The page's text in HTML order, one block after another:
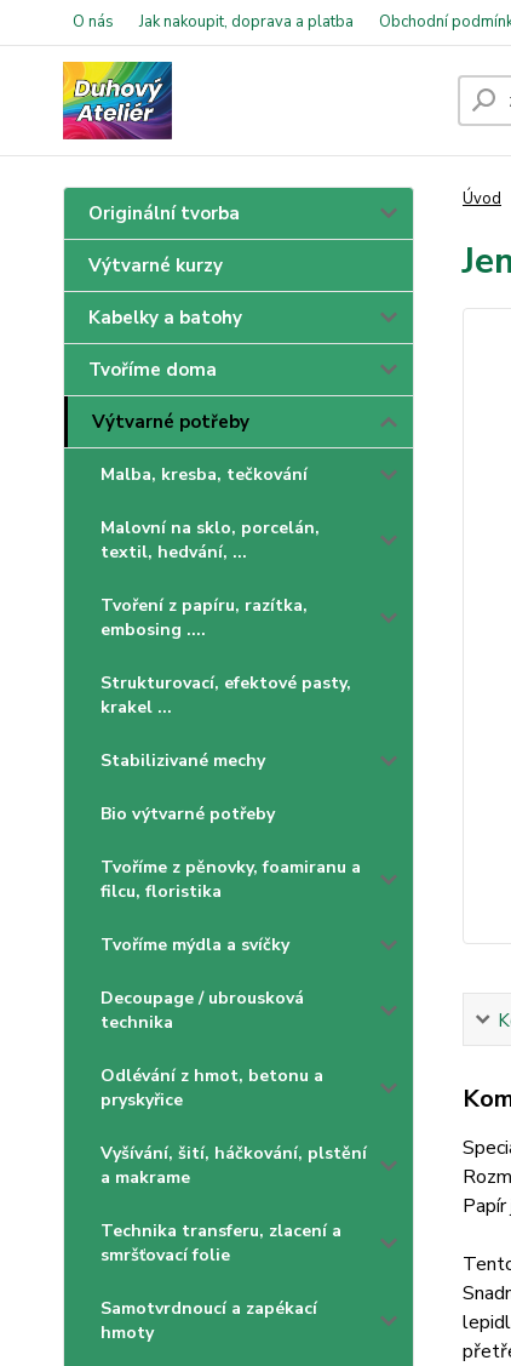
O nás Jak nakoupit, doprava a platba Obchodní
Originální tvorba
Výtvarné kurzy
Kabelky a batohy
Tvoříme doma
Výtvarné potřeby
Malba, kresba, tečkování
Malovní na sklo, porcelán,
textil, hedvání, ...
Tvoření z papíru, razítka,
embosing ....
Strukturovací, efektové pasty,
krakel ...
Stabilizivané mechy
Bio výtvarné potřeby
Tvoříme z pěnovky, foamiranu a
filcu, floristika
Tvoříme mýdla a svíčky
Decoupage / ubrousková
technika
Odlévání z hmot, betonu a
pryskyřice
Vyšívání, šití, háčkování, plstění
a makrame
Technika transferu, zlacení a
smršťovací folie
Samotvrdnoucí a zapékací
hmoty
Úvod